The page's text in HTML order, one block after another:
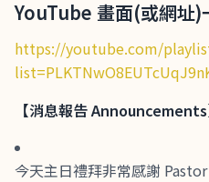
YouTube 畫面(或網址)
https://youtube.com/
【消息報告Announcements
今天主日禮拜非常感謝